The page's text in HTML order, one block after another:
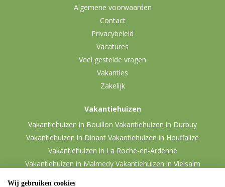
Algemene voorwaarden
Contact
Privacybeleid
Vacatures
Veel gestelde vragen
Vakanties
Zakelijk
Vakantiehuizen
Vakantiehuizen in Bouillon Vakantiehuizen in Durbuy
Vakantiehuizen in Dinant Vakantiehuizen in Houffalize
Vakantiehuizen in La Roche-en-Ardenne
Vakantiehuizen in Malmedy Vakantiehuizen in Vielsalm
Wij gebruiken cookies